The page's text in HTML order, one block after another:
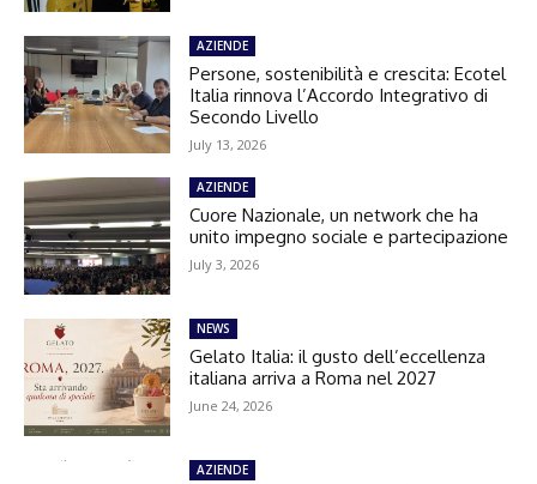
AZIENDE
Persone, sostenibilità e crescita: Ecotel
Italia rinnova l’Accordo Integrativo di
Secondo Livello
July 13, 2026
AZIENDE
Cuore Nazionale, un network che ha
unito impegno sociale e partecipazione
July 3, 2026
NEWS
Gelato Italia: il gusto dell’eccellenza
italiana arriva a Roma nel 2027
June 24, 2026
AZIENDE